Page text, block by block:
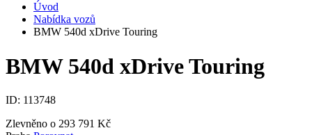
Úvod
Nabídka vozů
BMW 540d xDrive Touring
BMW 540d xDrive Touring
ID: 113748
Zlevněno o 293 791 Kč